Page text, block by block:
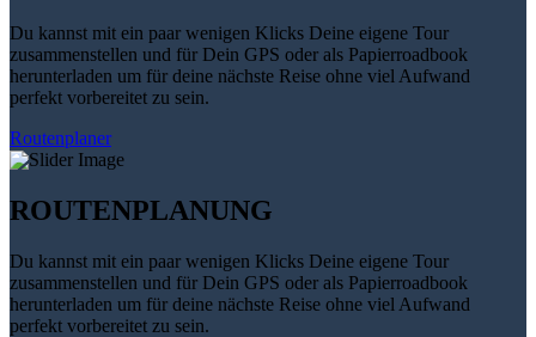
Du kannst mit ein paar wenigen Klicks Deine eigene Tour
zusammenstellen und für Dein GPS oder als Papierroadbook
herunterladen um für deine nächste Reise ohne viel Aufwand
perfekt vorbereitet zu sein.
Routenplaner
ROUTENPLANUNG
Du kannst mit ein paar wenigen Klicks Deine eigene Tour
zusammenstellen und für Dein GPS oder als Papierroadbook
herunterladen um für deine nächste Reise ohne viel Aufwand
perfekt vorbereitet zu sein.